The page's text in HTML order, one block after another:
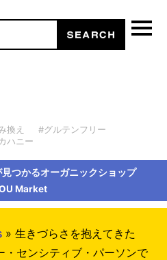
換え
#グルテンフリー
ハニー
つかるオーガニックショップ
Market
» 生きづらさを抱えてきた
・センシティブ・パーソンで